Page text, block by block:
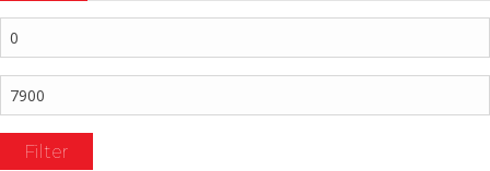
Preis
Preis
Filter